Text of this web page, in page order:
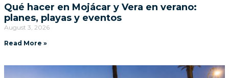
Qué hacer en Mojácar y Vera en verano:
planes, playas y eventos
August 3, 2026
Read More »